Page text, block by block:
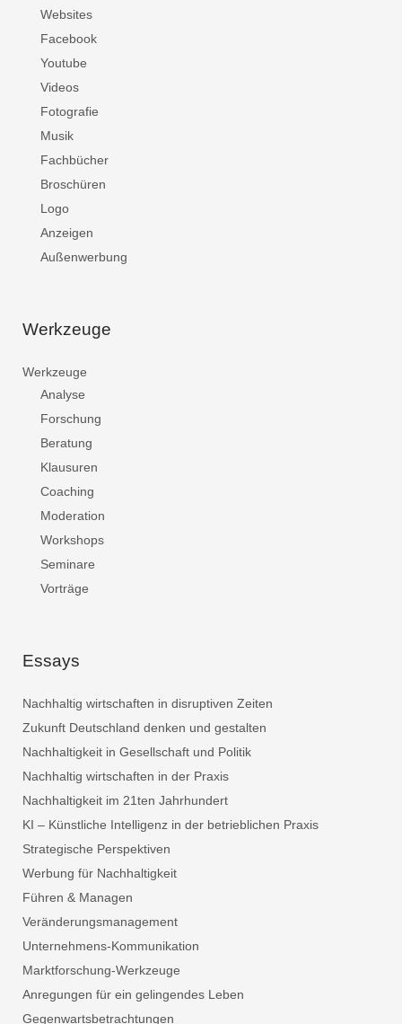
Websites
Facebook
Youtube
Videos
Fotografie
Musik
Fachbücher
Broschüren
Logo
Anzeigen
Außenwerbung
Werkzeuge
Werkzeuge
Analyse
Forschung
Beratung
Klausuren
Coaching
Moderation
Workshops
Seminare
Vorträge
Essays
Nachhaltig wirtschaften in disruptiven Zeiten
Zukunft Deutschland denken und gestalten
Nachhaltigkeit in Gesellschaft und Politik
Nachhaltig wirtschaften in der Praxis
Nachhaltigkeit im 21ten Jahrhundert
KI – Künstliche Intelligenz in der betrieblichen Praxis
Strategische Perspektiven
Werbung für Nachhaltigkeit
Führen & Managen
Veränderungsmanagement
Unternehmens-Kommunikation
Marktforschung-Werkzeuge
Anregungen für ein gelingendes Leben
Gegenwartsbetrachtungen